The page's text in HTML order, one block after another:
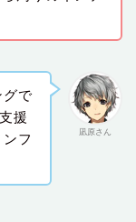
凪原さん
グで
援
フ